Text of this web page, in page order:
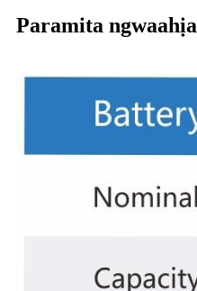
Paramita ngwaahịa